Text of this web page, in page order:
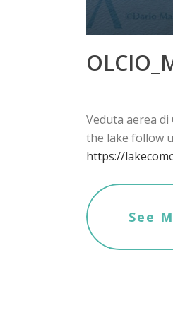
Veduta aerea
the lake follow
https://
See